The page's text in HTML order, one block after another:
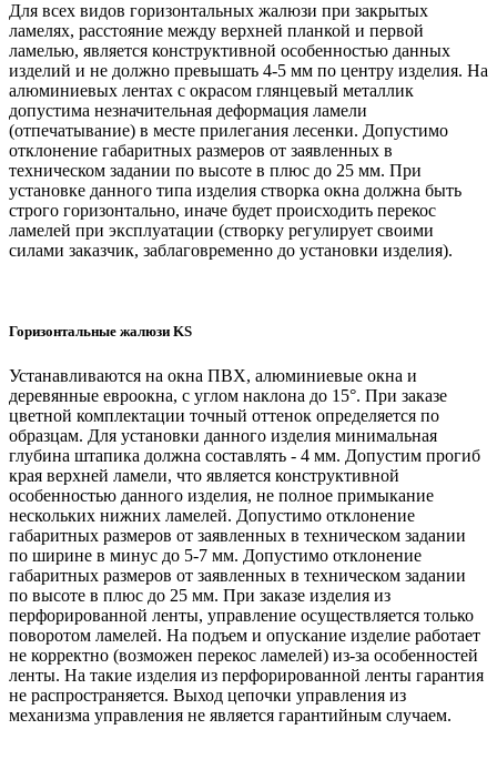
Для всех видов горизонтальных жалюзи при закрытых
ламелях, расстояние между верхней планкой и первой
ламелью, является конструктивной особенностью данных
изделий и не должно превышать 4-5 мм по центру изделия. На
алюминиевых лентах с окрасом глянцевый металлик
допустима незначительная деформация ламели
(отпечатывание) в месте прилегания лесенки. Допустимо
отклонение габаритных размеров от заявленных в
техническом задании по высоте в плюс до 25 мм. При
установке данного типа изделия створка окна должна быть
строго горизонтально, иначе будет происходить перекос
ламелей при эксплуатации (створку регулирует своими
силами заказчик, заблаговременно до установки изделия).
Горизонтальные жалюзи KS
Устанавливаются на окна ПВХ, алюминиевые окна и
деревянные евроокна, с углом наклона до 15°. При заказе
цветной комплектации точный оттенок определяется по
образцам. Для установки данного изделия минимальная
глубина штапика должна составлять - 4 мм. Допустим прогиб
края верхней ламели, что является конструктивной
особенностью данного изделия, не полное примыкание
нескольких нижних ламелей. Допустимо отклонение
габаритных размеров от заявленных в техническом задании
по ширине в минус до 5-7 мм. Допустимо отклонение
габаритных размеров от заявленных в техническом задании
по высоте в плюс до 25 мм. При заказе изделия из
перфорированной ленты, управление осуществляется только
поворотом ламелей. На подъем и опускание изделие работает
не корректно (возможен перекос ламелей) из-за особенностей
ленты. На такие изделия из перфорированной ленты гарантия
не распространяется. Выход цепочки управления из
механизма управления не является гарантийным случаем.